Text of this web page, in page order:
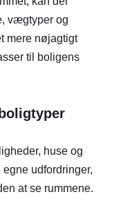
vægtyper og
mere nøjagtigt
til boligens
huse og
udfordringer,
at se rummene.